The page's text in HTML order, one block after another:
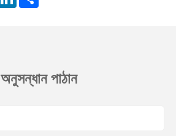
অনুসন্ধান পাঠান